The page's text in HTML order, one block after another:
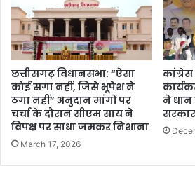
छत्तीसगढ़ विधानसभा: “ऐसा
कोई सगा नहीं, जिसे भूपेश ने
ठगा नहीं” अनुदान मांगों पर
चर्चा के दौरान सीएम साय ने
विपक्ष पर साधा जमकर निशाना
March 17, 2026
ने धान